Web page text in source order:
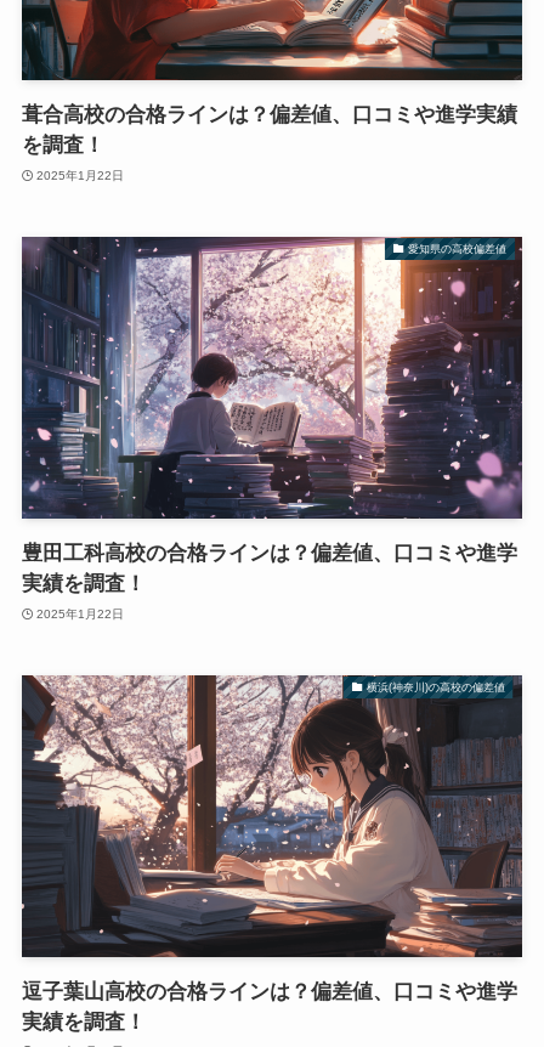
葺合高校の合格ラインは？偏差値、口コミや進学実績
を調査！
2025年1月22日
愛知県の高校偏差値
豊田工科高校の合格ラインは？偏差値、口コミや進学
実績を調査！
2025年1月22日
横浜(神奈川)の高校の偏差値
逗子葉山高校の合格ラインは？偏差値、口コミや進学
実績を調査！